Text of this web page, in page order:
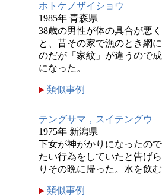
ホトケノザイショウ
1985年 青森県
38歳の男性が体の具合が悪
と、昔その家で漁のとき網
のだが「家紋」が違うので
になった。
類似事例
テングサマ，スイテングウ
1975年 新潟県
下女が神がかりになったの
たい行為をしていたと告げ
りその晩に帰った。水を飲
類似事例